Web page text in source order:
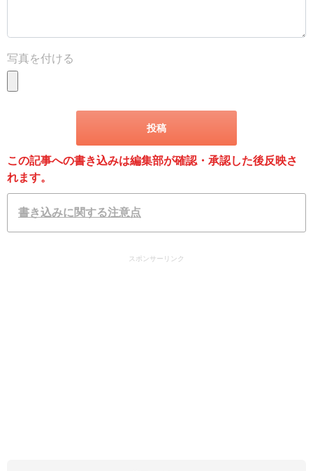
写真を付ける
この記事への書き込みは編集部が確認・承認した後反映さ
れます。
書き込みに関する注意点
スポンサーリンク